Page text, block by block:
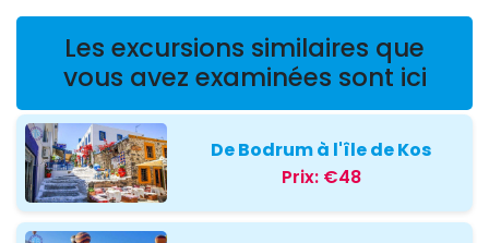
Les excursions similaires que
vous avez examinées sont ici
De Bodrum à l'île de Kos
Prix: €48